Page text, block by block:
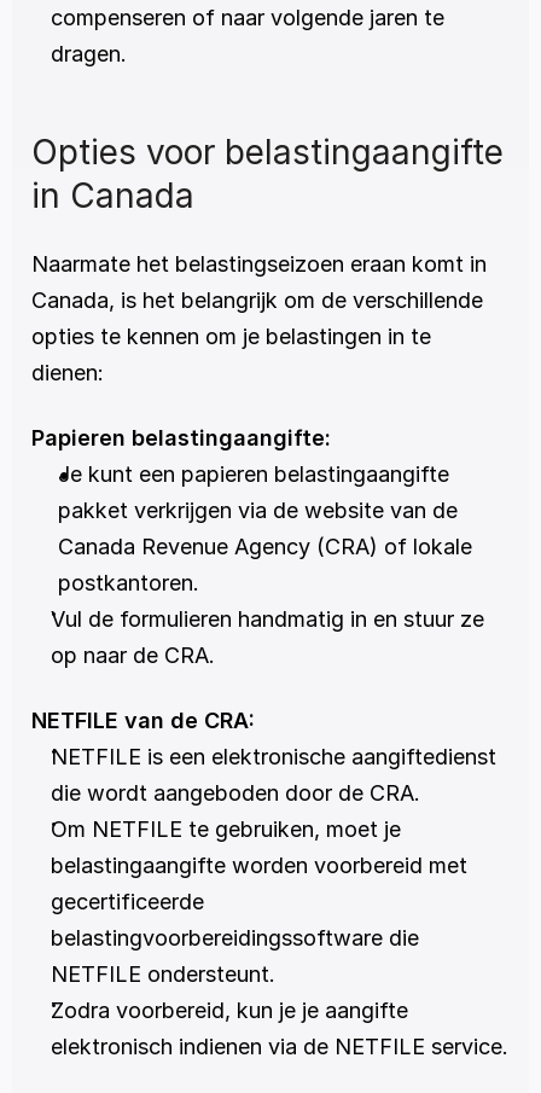
compenseren of naar volgende jaren te
dragen.
Opties voor belastingaangifte
in Canada
Naarmate het belastingseizoen eraan komt in
Canada, is het belangrijk om de verschillende
opties te kennen om je belastingen in te
dienen:
Papieren belastingaangifte:
Je kunt een papieren belastingaangifte
pakket verkrijgen via de website van de
Canada Revenue Agency (CRA) of lokale
postkantoren.
Vul de formulieren handmatig in en stuur ze
op naar de CRA.
NETFILE van de CRA:
NETFILE is een elektronische aangiftedienst
die wordt aangeboden door de CRA.
Om NETFILE te gebruiken, moet je
belastingaangifte worden voorbereid met
gecertificeerde
belastingvoorbereidingssoftware die
NETFILE ondersteunt.
Zodra voorbereid, kun je je aangifte
elektronisch indienen via de NETFILE service.